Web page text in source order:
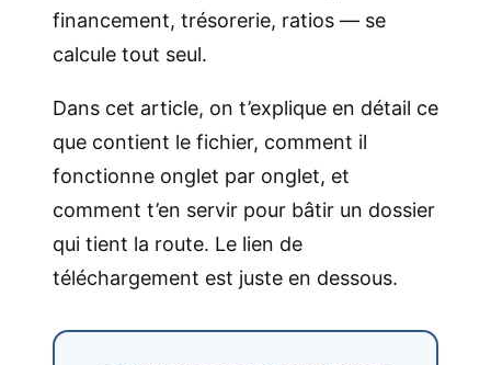
financement, trésorerie, ratios — se
calcule tout seul.
Dans cet article, on t’explique en détail ce
que contient le fichier, comment il
fonctionne onglet par onglet, et
comment t’en servir pour bâtir un dossier
qui tient la route. Le lien de
téléchargement est juste en dessous.